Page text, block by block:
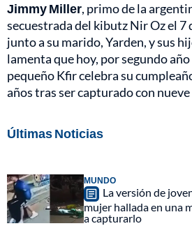
Jimmy Miller, primo de la
secuestrada del kibutz Nir Oz el 7
junto a su marido, Yarden, y sus
lamenta que hoy, por segundo
pequeño Kfir celebra su
años tras ser capturado con nueve
Últimas Noticias
MUNDO
La versión de
mujer hallada en una
a capturarlo